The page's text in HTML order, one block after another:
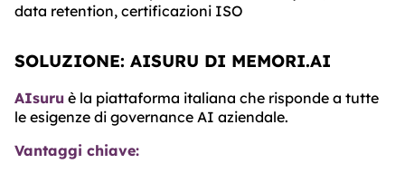
data retention, certificazioni ISO
SOLUZIONE: AISURU DI MEMORI.AI
AIsuru è la piattaforma italiana che risponde a tutte
le esigenze di governance AI aziendale.
Vantaggi chiave: